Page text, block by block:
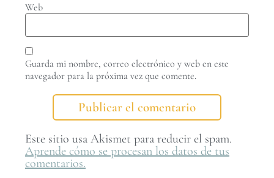
Web
Guarda mi nombre, correo electrónico y web en este
navegador para la próxima vez que comente.
Este sitio usa Akismet para reducir el spam.
Aprende cómo se procesan los datos de tus
comentarios.